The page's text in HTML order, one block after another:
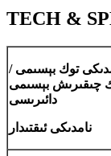
TECH &
توك بېسىمى /
چىقىرىش بېسىمى
دائىرىسى
نامدىكى ئىقتىدار